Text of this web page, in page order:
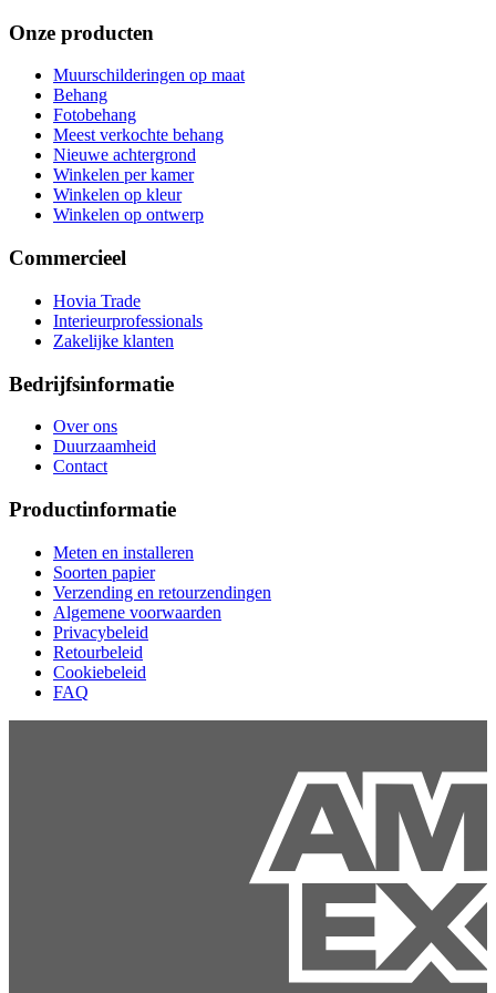
Onze producten
Muurschilderingen op maat
Behang
Fotobehang
Meest verkochte behang
Nieuwe achtergrond
Winkelen per kamer
Winkelen op kleur
Winkelen op ontwerp
Commercieel
Hovia Trade
Interieurprofessionals
Zakelijke klanten
Bedrijfsinformatie
Over ons
Duurzaamheid
Contact
Productinformatie
Meten en installeren
Soorten papier
Verzending en retourzendingen
Algemene voorwaarden
Privacybeleid
Retourbeleid
Cookiebeleid
FAQ